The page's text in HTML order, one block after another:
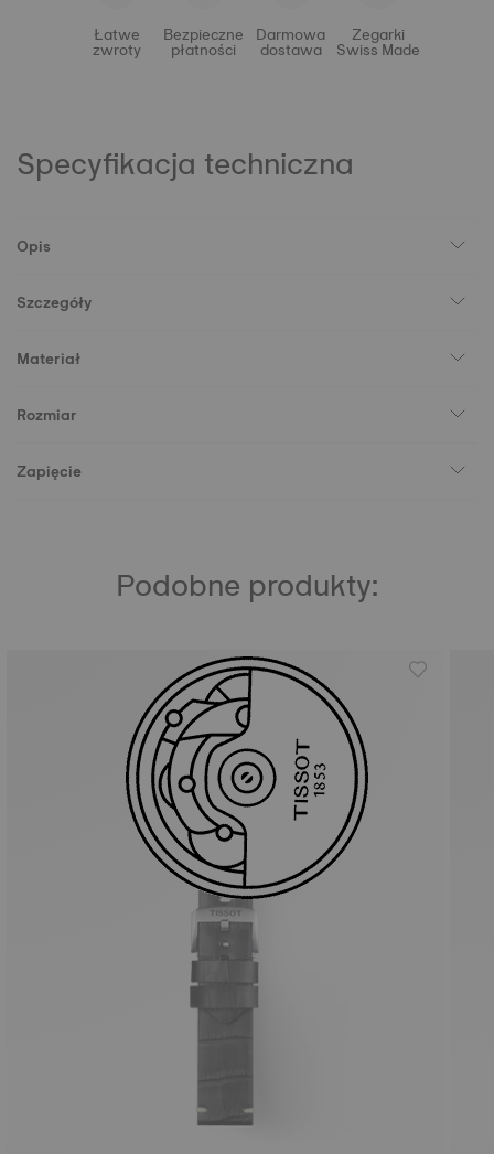
Łatwe
zwroty
Bezpieczne
płatności
Darmowa
dostawa
Zegarki
Swiss Made
Specyfikacja techniczna
Opis
Szczegóły
Materiał
Rozmiar
Zapięcie
Podobne produkty: